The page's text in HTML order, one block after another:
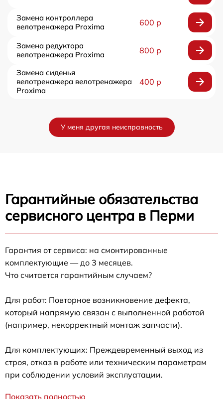
Замена контроллера
велотренажера Proxima
600 р
Замена редуктора
велотренажера Proxima
800 р
Замена сиденья
велотренажера велотренажера
Proxima
400 р
У меня другая неисправность
Гарантийные обязательства
сервисного центра в Перми
Гарантия от сервиса: на смонтированные
комплектующие — до 3 месяцев.
Что считается гарантийным случаем?
Для работ: Повторное возникновение дефекта,
который напрямую связан с выполненной работой
(например, некорректный монтаж запчасти).
Для комплектующих: Преждевременный выход из
строя, отказ в работе или техническим параметрам
при соблюдении условий эксплуатации.
Показать полностью